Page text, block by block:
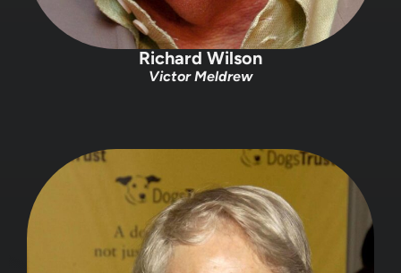
Richard Wilson
Victor Meldrew